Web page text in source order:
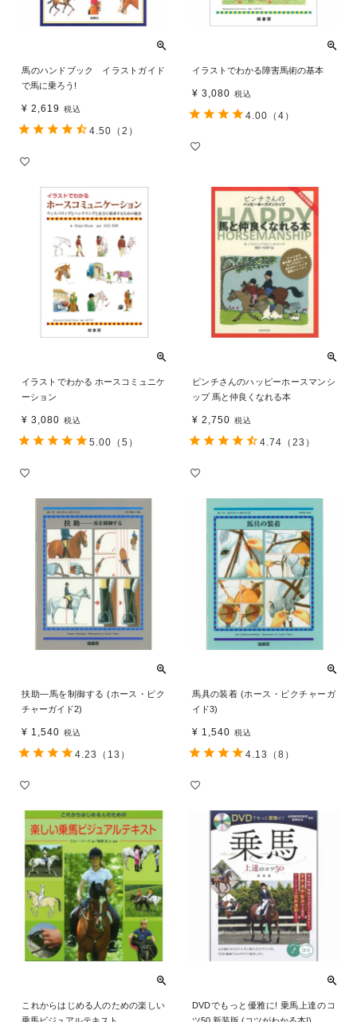
馬のハンドブック イラストガイド
で馬に乗ろう!
¥ 2,619 税込
4.50 （2）
イラストでわかる障害馬術の基本
¥ 3,080 税込
4.00 （4）
イラストでわかる ホースコミュニケ
ーション
¥ 3,080 税込
5.00 （5）
ピンチさんのハッピーホースマンシ
ップ 馬と仲良くなれる本
¥ 2,750 税込
4.74 （23）
扶助―馬を制御する (ホース・ピク
チャーガイド2)
¥ 1,540 税込
4.23 （13）
馬具の装着 (ホース・ピクチャーガ
イド3)
¥ 1,540 税込
4.13 （8）
これからはじめる人のための楽しい
DVDでもっと優雅に! 乗馬上達のコ